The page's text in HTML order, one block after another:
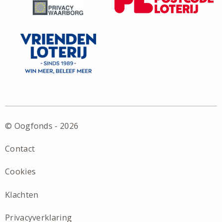
© Oogfonds - 2026
Contact
Cookies
Klachten
Privacyverklaring